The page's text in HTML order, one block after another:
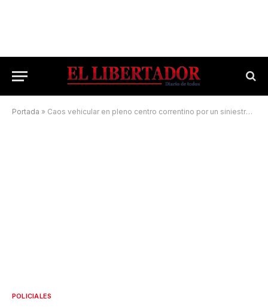
Portada » Caos vehicular en pleno centro correntino por un siniestro vial
POLICIALES